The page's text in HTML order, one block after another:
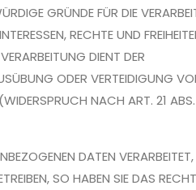
GRÜNDE FÜR DIE
RECHTE UND
DIENT DER
ODER VERTEIDIGUNG
NACH ART. 21
DATEN
SO HABEN SIE DAS